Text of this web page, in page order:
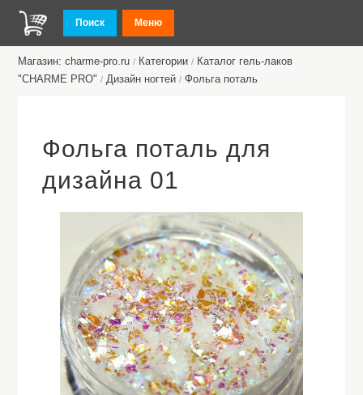
Поиск Меню
Магазин: charme-pro.ru / Категории / Каталог гель-лаков
"CHARME PRO" / Дизайн ногтей / Фольга поталь
Фольга поталь для
дизайна 01